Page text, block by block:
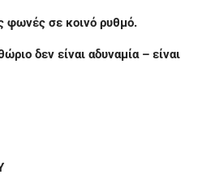
φωνές σε κοινό ρυθμό.
δεν είναι αδυναμία – είναι